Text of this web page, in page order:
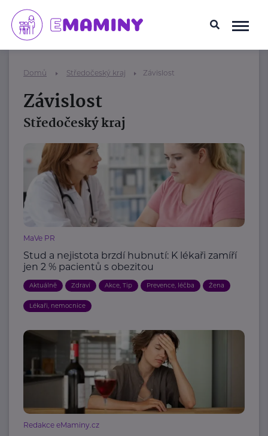
Domů Středočeský kraj Závislost
Závislost
Středočeský kraj
MaVe PR
Stud a nejistota brzdí hubnutí: K lékaři zamíří
jen 2 % pacientů s obezitou
Aktuálně Zdraví Akce, Tip Prevence, léčba Žena
Lékaři, nemocnice
Redakce eMaminy.cz